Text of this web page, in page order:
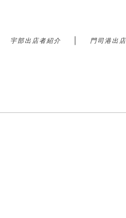
宇部出店者紹介 ｜ 門司港出